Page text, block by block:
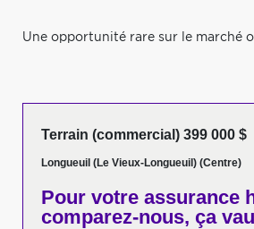
Une opportunité rare sur le marché
Terrain (commercial) 399 000 $
Longueuil (Le Vieux-Longueuil) (Centre)
Pour votre assurance
comparez-nous, ça